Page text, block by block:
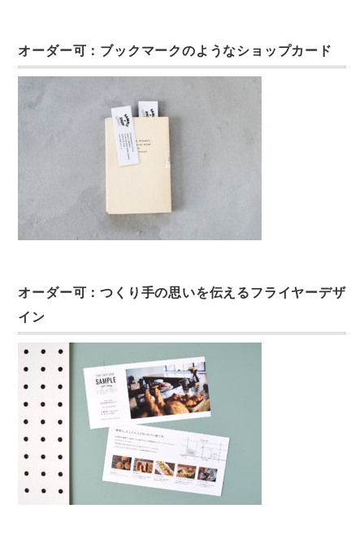
オーダー可：ブックマークのようなショップカード
オーダー可：つくり手の思いを伝えるフライヤーデザ
イン